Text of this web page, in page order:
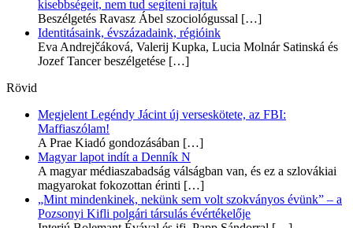
kisebbségeit, nem tud segíteni rajtuk
Beszélgetés Ravasz Ábel szociológussal […]
Identitásaink, évszázadaink, régióink
Eva Andrejčáková, Valerij Kupka, Lucia Molnár Satinská és
Jozef Tancer beszélgetése […]
Rövid
Megjelent Legéndy Jácint új verseskötete, az FBI:
Maffiaszólam!
A Prae Kiadó gondozásában […]
Magyar lapot indít a Denník N
A magyar médiaszabadság válságban van, és ez a szlovákiai
magyarokat fokozottan érinti […]
„Mint mindenkinek, nekünk sem volt szokványos évünk” – a
Pozsonyi Kifli polgári társulás évértékelője